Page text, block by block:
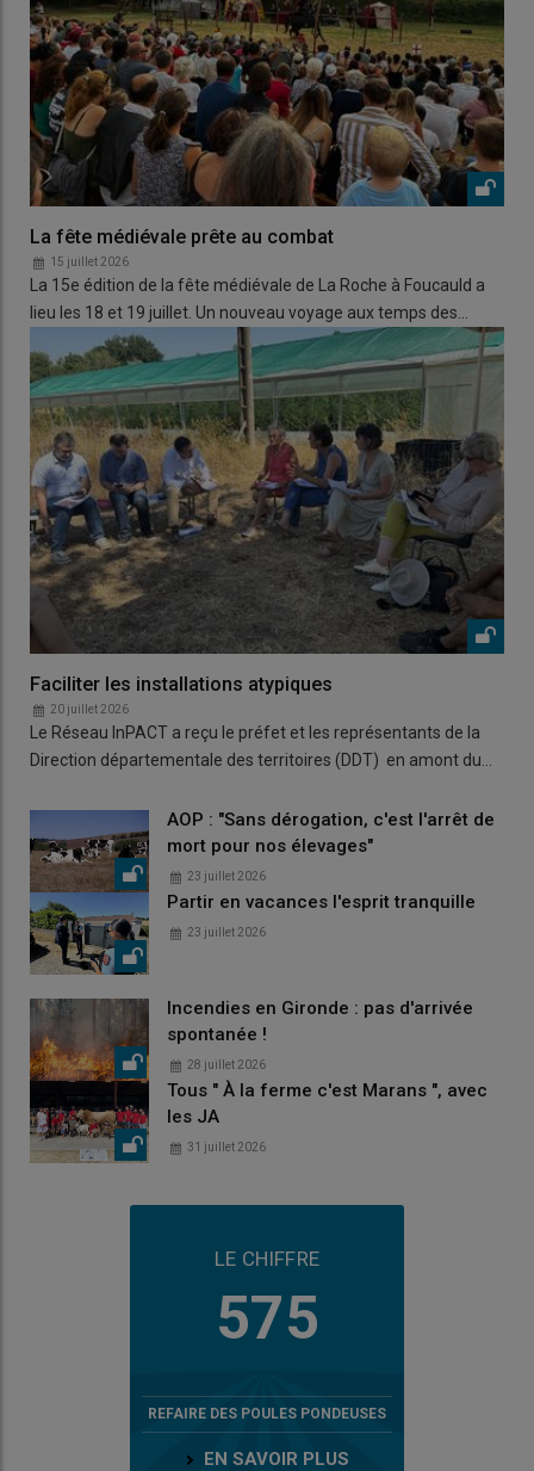
La fête médiévale prête au combat
15 juillet 2026
La 15e édition de la fête médiévale de La Roche à Foucauld a
lieu les 18 et 19 juillet. Un nouveau voyage aux temps des…
Faciliter les installations atypiques
20 juillet 2026
Le Réseau InPACT a reçu le préfet et les représentants de la
Direction départementale des territoires (DDT) en amont du…
AOP : "Sans dérogation, c'est l'arrêt de
mort pour nos élevages"
23 juillet 2026
Partir en vacances l'esprit tranquille
23 juillet 2026
Incendies en Gironde : pas d'arrivée
spontanée !
28 juillet 2026
Tous " À la ferme c'est Marans ", avec
les JA
31 juillet 2026
LE CHIFFRE
575
REFAIRE DES POULES PONDEUSES
EN SAVOIR PLUS